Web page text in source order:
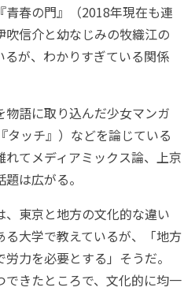
春の門』（2018年現在も連
信介と幼なじみの牧織江の
るが、わかりすぎている関係
語に取り込んだ少女マンガ
タッチ』）などを論じている
れてメディアミックス論、上京
は広がる。
東京と地方の文化的な違い
大学で教えているが、「地方
力を必要とする」そうだ。
できたところで、文化的に均一